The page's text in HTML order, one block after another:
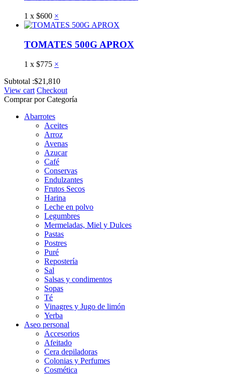
1 x $600 ×
TOMATES 500G APROX
1 x $775 ×
Subtotal :$21,810
View cart Checkout
Comprar por Categoría
Abarrotes
Aceites
Arroz
Avenas
Azucar
Café
Conservas
Endulzantes
Frutos Secos
Harina
Leche en polvo
Legumbres
Mermeladas, Miel y Dulces
Pastas
Postres
Puré
Repostería
Sal
Salsas y condimentos
Sopas
Té
Vinagres y Jugo de limón
Yerba
Aseo personal
Accesorios
Afeitado
Cera depiladoras
Colonias y Perfumes
Cosmética